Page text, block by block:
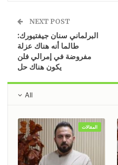
NEXT POST
البرلماني سنان جيفتيورك:
طالما أنه هناك عزلة
مفروضة في إمرالي فلن
يكون هناك حل
All
المقالات